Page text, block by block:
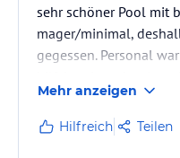
sehr schöner Pool mit
mager/minimal,
gegessen. Personal
Innenstadt von faliraki.
Mehr anzeigen
Hilfreich Teilen